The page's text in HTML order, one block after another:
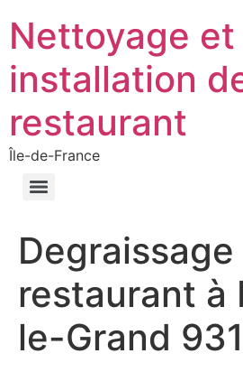
Nettoyage et
installation
restaurant
Île-de-France
restaurant à
le-Grand